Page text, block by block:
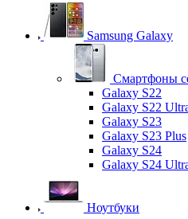
Samsung Galaxy
Смартфоны
Galaxy S22
Galaxy S22
Galaxy S23
Galaxy S23 Plus
Galaxy S24
Galaxy S24
Ноутбуки